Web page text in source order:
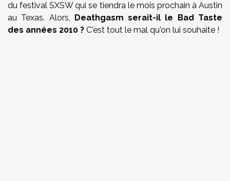
du festival SXSW qui se tiendra le mois prochain à Austin
au Texas. Alors, Deathgasm serait-il le Bad Taste
des années 2010 ? C'est tout le mal qu'on lui souhaite !